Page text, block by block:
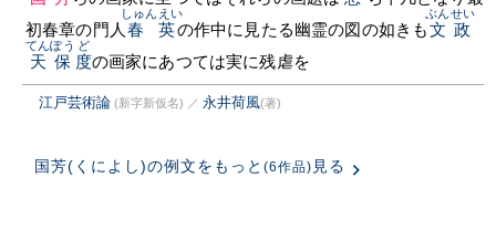
初春章の門人 春英
しゅんえい
の作中に見たる幽霊の図の如きも文政
ぶんせい
天保
てんぽう
度
ど
の画家にあつては実に残虐を
江戸芸術論 (新字新仮名) ／ 永井荷風(著)
国芳(くによし)の例文をもっと (6作品) 見る